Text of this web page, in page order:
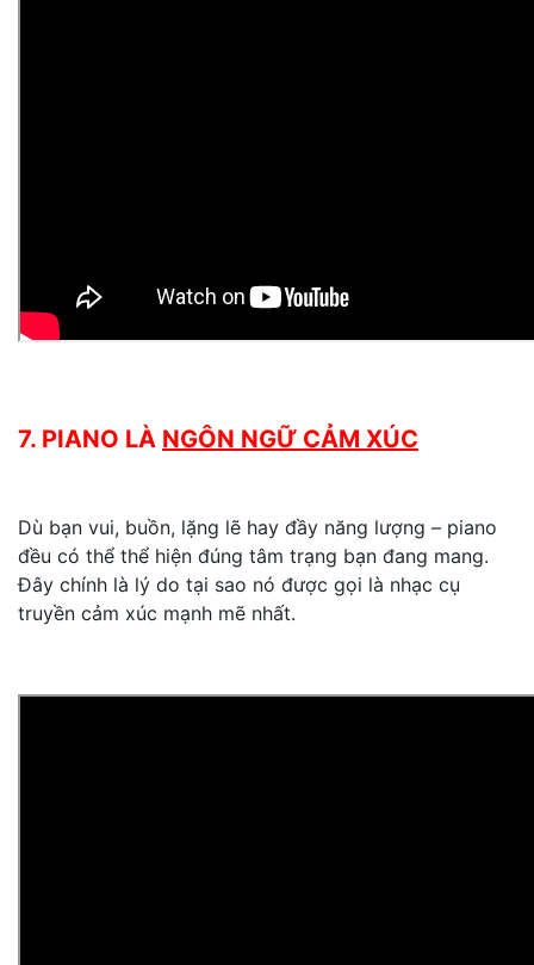
7. PIANO LÀ NGÔN NGỮ CẢM XÚC
Dù bạn vui, buồn, lặng lẽ hay đầy năng lượng – piano
đều có thể thể hiện đúng tâm trạng bạn đang mang.
Đây chính là lý do tại sao nó được gọi là nhạc cụ
truyền cảm xúc mạnh mẽ nhất.